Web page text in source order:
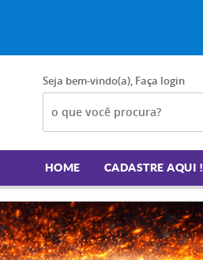
Seja bem-vindo(a), Faça login
HOME CADASTRE AQUI !